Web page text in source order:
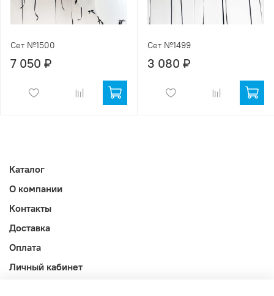
Сет №1500
7 050 ₽
Сет №1499
3 080 ₽
Каталог
О компании
Контакты
Доставка
Оплата
Личный кабинет